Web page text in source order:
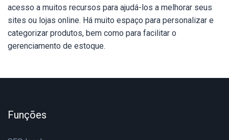
acesso a muitos recursos para ajudá-los a melhorar seus
sites ou lojas online. Há muito espaço para personalizar e
categorizar produtos, bem como para facilitar o
gerenciamento de estoque.
Funções